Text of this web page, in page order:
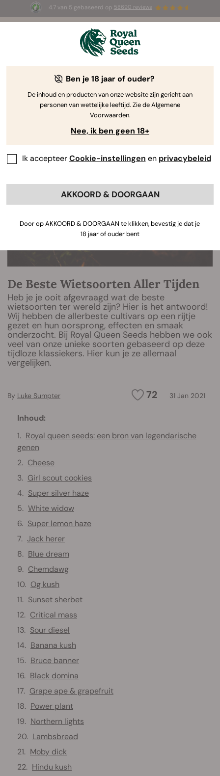
4.7 van 5 gebaseerd op 58690 reviews
☀️ Summer Sales: tot wel 50% korting
op geselecteerde producten! ⏤
The RQS Blog
Cannabis Lifestyle Blogs
De Beste Wietsoorten Aller Tijden
Heb je je ooit afgevraagd wat de beste
wietsoorten ter wereld zijn? Hier is het antwoord!
Wij hebben de allerbeste cultivars op een rijtje
gezet en hun oorsprong, effecten en smaak
onderzocht. Bij Royal Queen Seeds hebben we ook
veel van onze unieke soorten gebaseerd op deze
tijdloze klassiekers. Hier kun je ze allemaal
vergelijken.
72 31 Jan 2021
By Luke Sumpter
Inhoud:
Royal queen seeds: een bron van legendarische
genen
Cheese
Girl scout cookies
Super silver haze
White widow
Super lemon haze
Jack herer
Blue dream
Chemdawg
Og kush
Sunset sherbet
Critical mass
Sour diesel
Banana kush
Bruce banner
Black domina
Grape ape & grapefruit
Power plant
Northern lights
Lambsbread
Moby dick
Hindu kush
Ben je 18 jaar of ouder?
De inhoud en producten van onze website zijn gericht aan
personen van wettelijke leeftijd. Zie de Algemene
Voorwaarden.
Nee, ik ben geen 18+
Ik accepteerCookie-instellingen en privacybeleid
AKKOORD & DOORGAAN
Door op AKKOORD & DOORGAAN te klikken, bevestig je dat je
18 jaar of ouder bent